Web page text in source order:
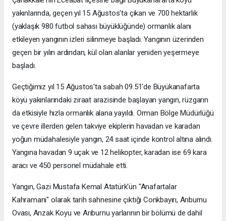
yakınlarında, geçen yıl 15 Ağustos'ta çıkan ve 700 hektarlık
(yaklaşık 980 futbol sahası büyüklüğünde) ormanlık alanı
etkileyen yangının izleri silinmeye başladı. Yangının üzerinden
geçen bir yılın ardından, kül olan alanlar yeniden yeşermeye
başladı.
Geçtiğimiz yıl 15 Ağustos'ta sabah 09.51'de Büyükanafarta
köyü yakınlarındaki ziraat arazisinde başlayan yangın, rüzgarın
da etkisiyle hızla ormanlık alana yayıldı. Orman Bölge Müdürlüğü
ve çevre illerden gelen takviye ekiplerin havadan ve karadan
yoğun müdahalesiyle yangın, 24 saat içinde kontrol altına alındı.
Yangına havadan 9 uçak ve 12 helikopter, karadan ise 69 kara
aracı ve 450 personel müdahale etti.
Yangın, Gazi Mustafa Kemal Atatürk'ün "Anafartalar
Kahramanı" olarak tarih sahnesine çıktığı Conkbayırı, Arıburnu
Ovası, Anzak Koyu ve Arıburnu yarlarının bir bölümü de dahil